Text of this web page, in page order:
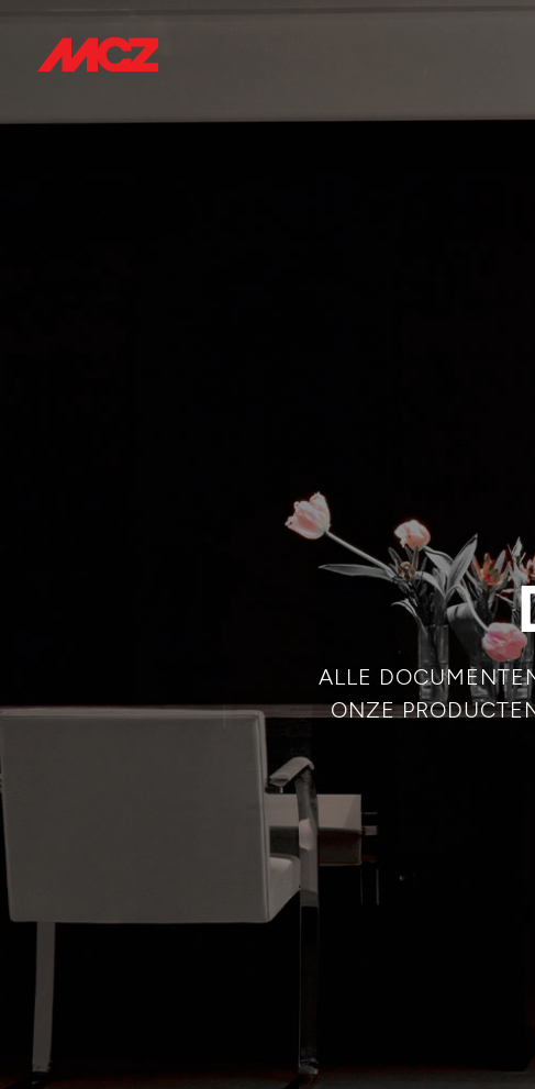
ALLE
ONZE